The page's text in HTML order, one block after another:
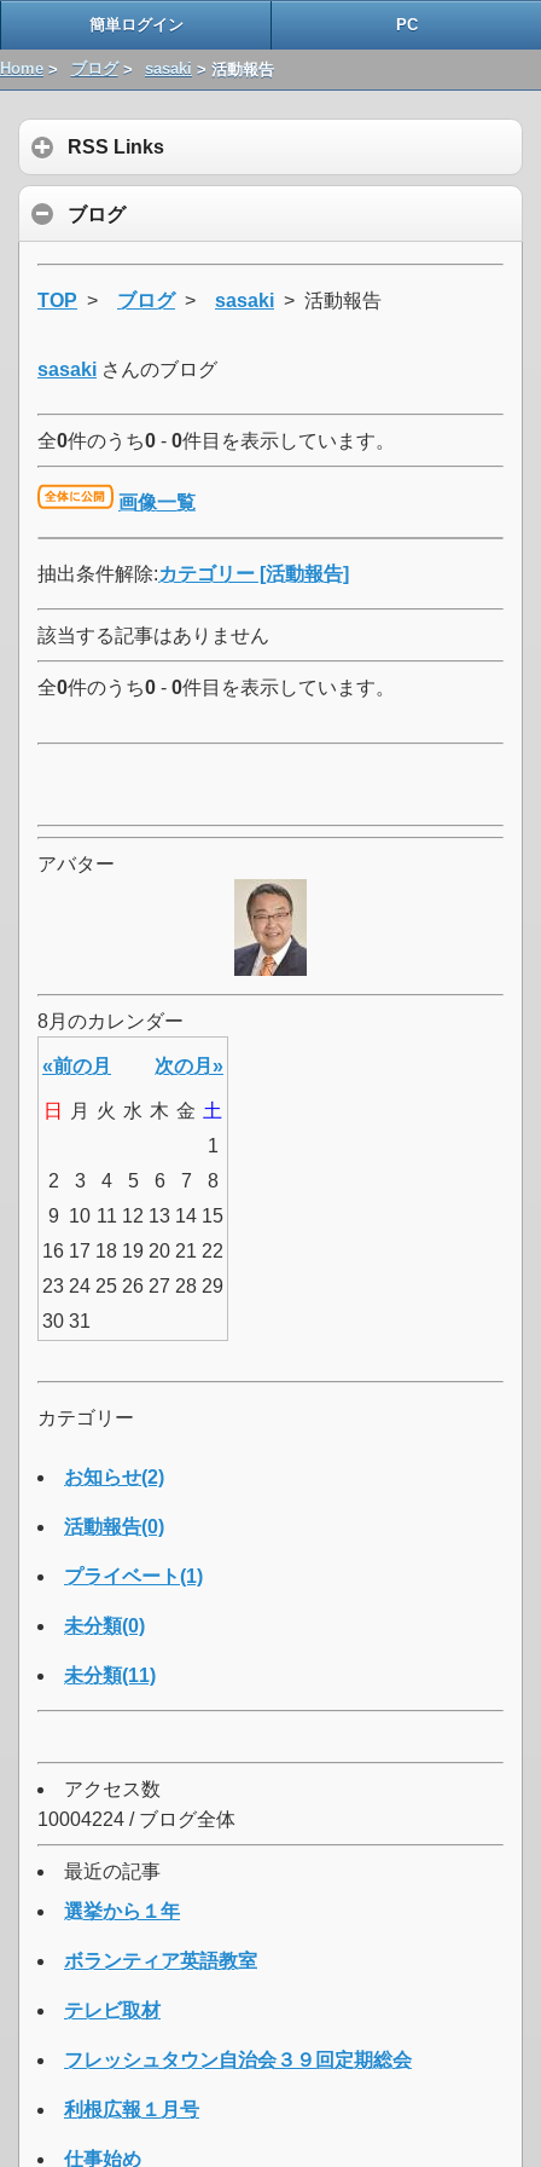
簡単ログイン PC
Home > ブログ> sasaki > 活動報告
RSS Links
ブログ
TOP > ブログ> sasaki > 活動報告
sasaki さんのブログ
全0件のうち0 - 0件目を表示しています。
画像一覧
抽出条件解除:カテゴリー [活動報告]
該当する記事はありません
全0件のうち0 - 0件目を表示しています。
アバター
8月のカレンダー
«前の月 次の月»
日 月 火 水 木 金 土
1
2
3 4 5 6 7
8
9 10 11 12 13 14 15
16 17 18 19 20 21 22
23 24 25 26 27 28 29
30 31
カテゴリー
お知らせ(2)
活動報告(0)
プライベート(1)
未分類(0)
未分類(11)
アクセス数
10004224 / ブログ全体
最近の記事
選挙から１年
ボランティア英語教室
テレビ取材
フレッシュタウン自治会３９回定期総会
利根広報１月号
仕事始め